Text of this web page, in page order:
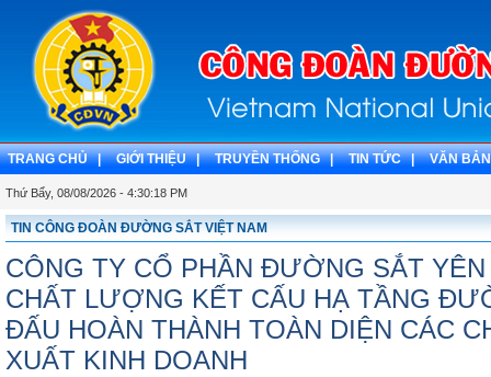
TRANG CHỦ | GIỚI THIỆU | TRUYỀN THỐNG | TIN TỨC | VĂN
Thứ Bẩy, 08/08/2026 - 4:30:19 PM
TIN CÔNG ĐOÀN ĐƯỜNG SẮT VIỆT NAM
CÔNG TY CỔ PHẦN ĐƯỜNG SẮT
CHẤT LƯỢNG KẾT CẤU HẠ TẦNG
ĐẤU HOÀN THÀNH TOÀN DIỆN CÁC
XUẤT KINH DOANH